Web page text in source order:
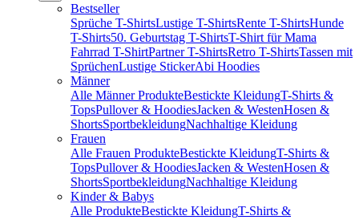
Bestseller
Sprüche T-ShirtsLustige T-ShirtsRente T-ShirtsHunde
T-Shirts50. Geburtstag T-ShirtsT-Shirt für Mama
Fahrrad T-ShirtPartner T-ShirtsRetro T-ShirtsTassen mit
SprüchenLustige StickerAbi Hoodies
Männer
Alle Männer ProdukteBestickte KleidungT-Shirts &
TopsPullover & HoodiesJacken & WestenHosen &
ShortsSportbekleidungNachhaltige Kleidung
Frauen
Alle Frauen ProdukteBestickte KleidungT-Shirts &
TopsPullover & HoodiesJacken & WestenHosen &
ShortsSportbekleidungNachhaltige Kleidung
Kinder & Babys
Alle ProdukteBestickte KleidungT-Shirts &